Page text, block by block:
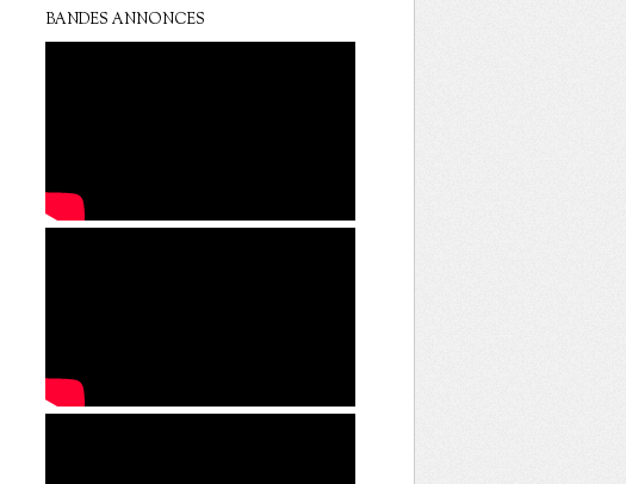
BANDES ANNONCES